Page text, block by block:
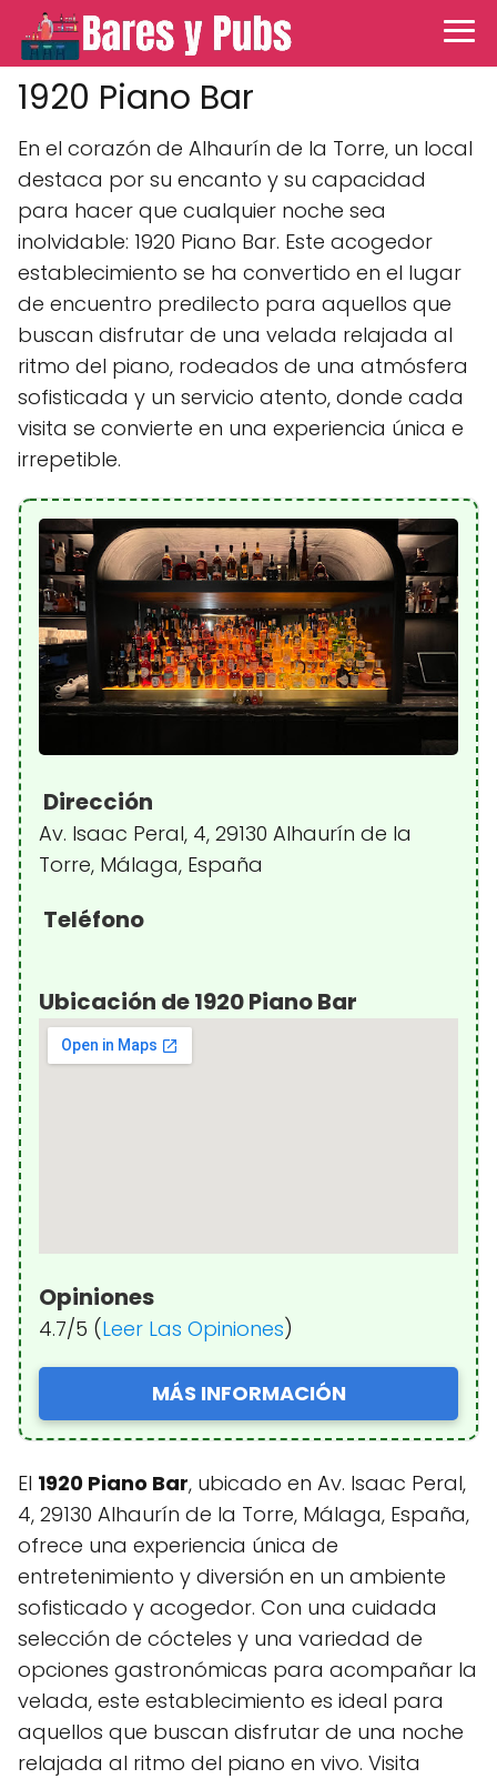
1920 Piano Bar
En el corazón de Alhaurín de la Torre, un local
destaca por su encanto y su capacidad
para hacer que cualquier noche sea
inolvidable: 1920 Piano Bar. Este acogedor
establecimiento se ha convertido en el lugar
de encuentro predilecto para aquellos que
buscan disfrutar de una velada relajada al
ritmo del piano, rodeados de una atmósfera
sofisticada y un servicio atento, donde cada
visita se convierte en una experiencia única e
irrepetible.
Dirección
Av. Isaac Peral, 4, 29130 Alhaurín de la
Torre, Málaga, España
Teléfono
Ubicación de 1920 Piano Bar
Opiniones
4.7/5 (Leer Las Opiniones)
MÁS INFORMACIÓN
El 1920 Piano Bar, ubicado en Av. Isaac Peral,
4, 29130 Alhaurín de la Torre, Málaga, España,
ofrece una experiencia única de
entretenimiento y diversión en un ambiente
sofisticado y acogedor. Con una cuidada
selección de cócteles y una variedad de
opciones gastronómicas para acompañar la
velada, este establecimiento es ideal para
aquellos que buscan disfrutar de una noche
relajada al ritmo del piano en vivo. Visita